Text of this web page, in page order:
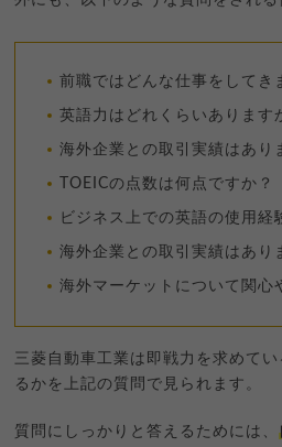
前職ではどんな仕事をしてき
英語力はどれくらいあります
海外企業との取引実績はあり
TOEICの点数は何点ですか？
ビジネス上での英語の使用経
海外企業との取引実績はあり
海外マーケットについて関心
三菱自動車工業は即戦力を求めて
るかを上記の質問で見られます。
質問にしっかりと答えるためには、